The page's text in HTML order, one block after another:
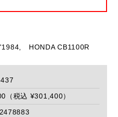
HONDA CB1100R
（税込 ¥301,400）